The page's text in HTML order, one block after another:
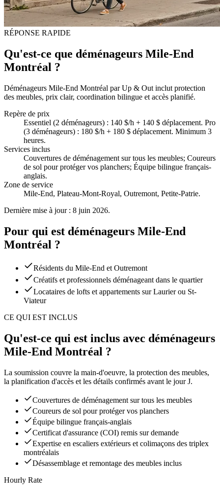
RÉPONSE RAPIDE
Qu'est-ce que déménageurs Mile-End
Montréal ?
Déménageurs Mile-End Montréal par Up & Out inclut protection
des meubles, prix clair, coordination bilingue et accès planifié.
Repère de prix
Essentiel (2 déménageurs) : 140 $/h + 140 $ déplacement. Pro
(3 déménageurs) : 180 $/h + 180 $ déplacement. Minimum 3
heures.
Services inclus
Couvertures de déménagement sur tous les meubles; Coureurs
de sol pour protéger vos planchers; Équipe bilingue français-
anglais.
Zone de service
Mile-End, Plateau-Mont-Royal, Outremont, Petite-Patrie.
Dernière mise à jour : 8 juin 2026.
Pour qui est déménageurs Mile-End
Montréal ?
Résidents du Mile-End et Outremont
Créatifs et professionnels déménageant dans le quartier
Locataires de lofts et appartements sur Laurier ou St-
Viateur
CE QUI EST INCLUS
Qu'est-ce qui est inclus avec déménageurs
Mile-End Montréal ?
La soumission couvre la main-d'oeuvre, la protection des meubles,
la planification d'accès et les détails confirmés avant le jour J.
Couvertures de déménagement sur tous les meubles
Coureurs de sol pour protéger vos planchers
Équipe bilingue français-anglais
Certificat d'assurance (COI) remis sur demande
Expertise en escaliers extérieurs et colimaçons des triplex
montréalais
Désassemblage et remontage des meubles inclus
Hourly Rate